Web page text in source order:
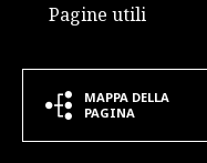
Pagine utili
a11y.footer_extra
MAPPA DELLA
PAGINA